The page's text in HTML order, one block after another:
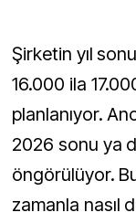
Şirketin yıl
16.000 ila
planlanıyor.
2026 sonu ya
öngörülüyor.
zamanla nasıl